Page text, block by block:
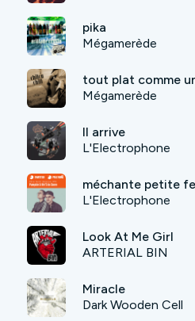
pika
Mégamerède
Mégamerède
Il arrive
L'Electrophone
L'Electrophone
Look At Me Girl
ARTERIAL BIN
Miracle
Dark Wooden Cell